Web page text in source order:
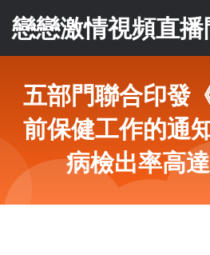
戀戀激情視頻直播
五部門聯合印發
前保健工作的通
病檢出率高